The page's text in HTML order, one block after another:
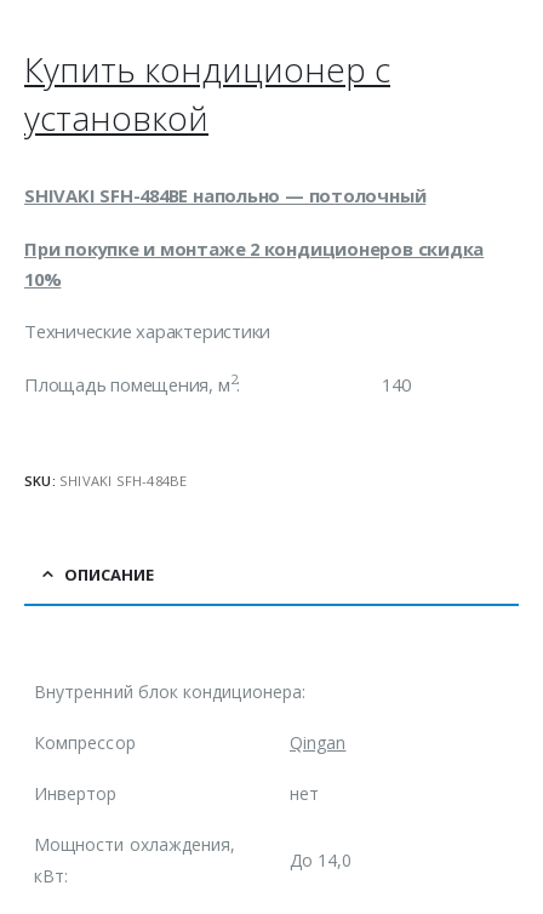
Купить кондиционер с
установкой
SHIVAKI SFH-484BE напольно — потолочный
При покупке и монтаже 2 кондиционеров скидка
10%
Технические характеристики
Площадь помещения, м2: 140
SKU: SHIVAKI SFH-484BE
ОПИСАНИЕ
Внутренний блок кондиционера:
Компрессор Qingan
Инвертор нет
Мощности охлаждения,
кВт:
До 14,0